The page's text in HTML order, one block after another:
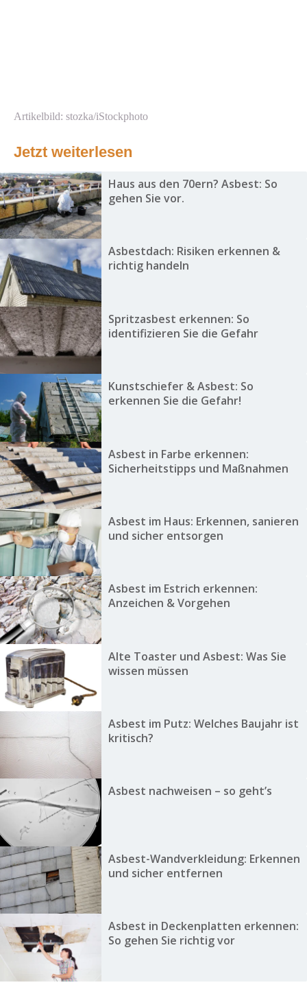
Artikelbild: stozka/iStockphoto
Jetzt weiterlesen
Haus aus den 70ern? Asbest: So
gehen Sie vor.
Asbestdach: Risiken erkennen &
richtig handeln
Spritzasbest erkennen: So
identifizieren Sie die Gefahr
Kunstschiefer & Asbest: So
erkennen Sie die Gefahr!
Asbest in Farbe erkennen:
Sicherheitstipps und Maßnahmen
Asbest im Haus: Erkennen, sanieren
und sicher entsorgen
Asbest im Estrich erkennen:
Anzeichen & Vorgehen
Alte Toaster und Asbest: Was Sie
wissen müssen
Asbest im Putz: Welches Baujahr ist
kritisch?
Asbest nachweisen – so geht’s
Asbest-Wandverkleidung: Erkennen
und sicher entfernen
Asbest in Deckenplatten erkennen:
So gehen Sie richtig vor